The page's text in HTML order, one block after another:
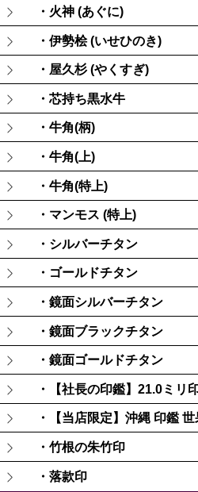
・火神 (あぐに)
・伊勢桧 (いせひのき)
・屋久杉 (やくすぎ)
・芯持ち黒水牛
・牛角(柄)
・牛角(上)
・牛角(特上)
・マンモス (特上)
・シルバーチタン
・ゴールドチタン
・鏡面シルバーチタン
・鏡面ブラックチタン
・鏡面ゴールドチタン
・【社長の印鑑】21.0ミリ
・【当店限定】沖縄 印鑑 世
・竹根の朱竹印
・落款印